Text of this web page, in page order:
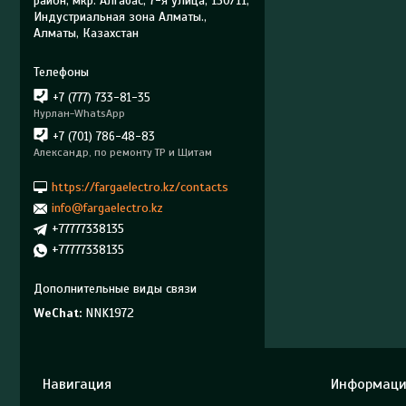
Индустриальная зона Алматы.,
Алматы, Казахстан
+7 (777) 733-81-35
Нурлан-WhatsApp
+7 (701) 786-48-83
Александр, по ремонту ТР и Щитам
https://fargaelectro.kz/contacts
info@fargaelectro.kz
+77777338135
+77777338135
WeChat NNK1972
Навигация